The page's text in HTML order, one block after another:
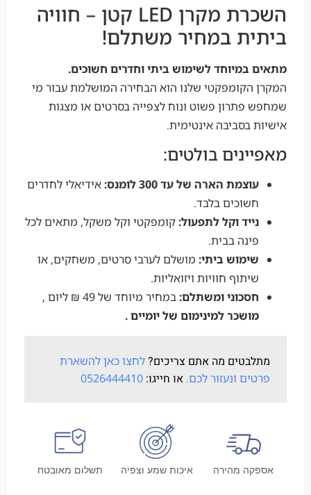
השכרת מקרן LED קטן – חוויה
ביתית במחיר משתלם!
מתאים במיוחד לשימוש ביתי וחדרים חשוכים.
המקרן הקומפקטי שלנו הוא הבחירה המושלמת עבור מי
שמחפש פתרון פשוט ונוח לצפייה בסרטים או מצגות
אישיות בסביבה אינטימית.
מאפיינים בולטים:
עוצמת הארה של עד 300 לומנס:
אידיאלי לחדרים
חשוכים בלבד.
נייד וקל לתפעול: קומפקטי וקל משקל, מתאים לכל
פינה בבית.
שימוש ביתי: מושלם לערבי סרטים, משחקים, או
שיתוף חוויות ויזואליות.
חסכוני ומשתלם: במחיר מיוחד של 49 ₪ ליום ,
מושכר למינימום של יומיים .
מתלבטים מה אתם צריכים?לחצו כאן להשארת
פרטים ונעזור לכם. או חייגו: 0526444410
אספקה מהירה איכות שמע וצפיה תשלום מאובטח